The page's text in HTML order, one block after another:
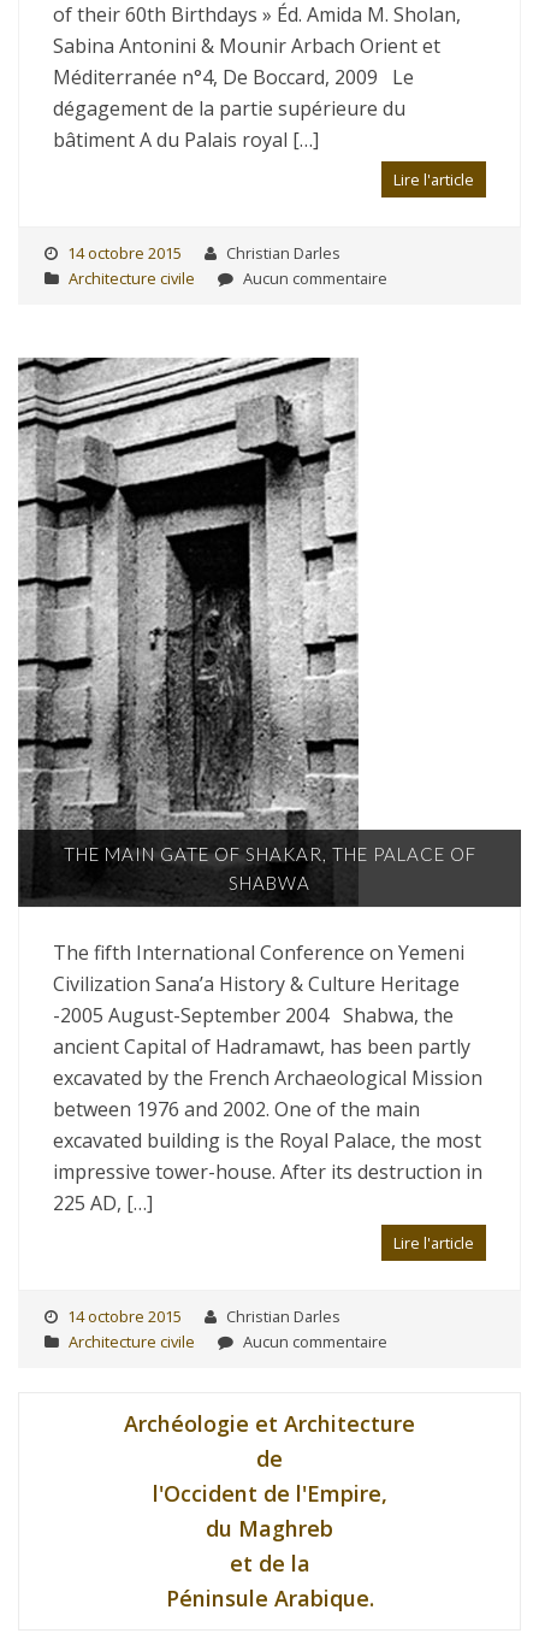
of their 60th Birthdays » Éd. Amida M. Sholan,
Sabina Antonini & Mounir Arbach Orient et
Méditerranée n°4, De Boccard, 2009 Le
dégagement de la partie supérieure du
bâtiment A du Palais royal […]
Lire l'article
14 octobre 2015
Christian Darles
Architecture civile
Aucun commentaire
THE MAIN GATE OF SHAKAR, THE PALACE OF
SHABWA
The fifth International Conference on Yemeni
Civilization Sana’a History & Culture Heritage
-2005 August-September 2004 Shabwa, the
ancient Capital of Hadramawt, has been partly
excavated by the French Archaeological Mission
between 1976 and 2002. One of the main
excavated building is the Royal Palace, the most
impressive tower-house. After its destruction in
225 AD, […]
Lire l'article
14 octobre 2015
Christian Darles
Architecture civile
Aucun commentaire
Archéologie et Architecture
de
l'Occident de l'Empire,
du Maghreb
et de la
Péninsule Arabique.